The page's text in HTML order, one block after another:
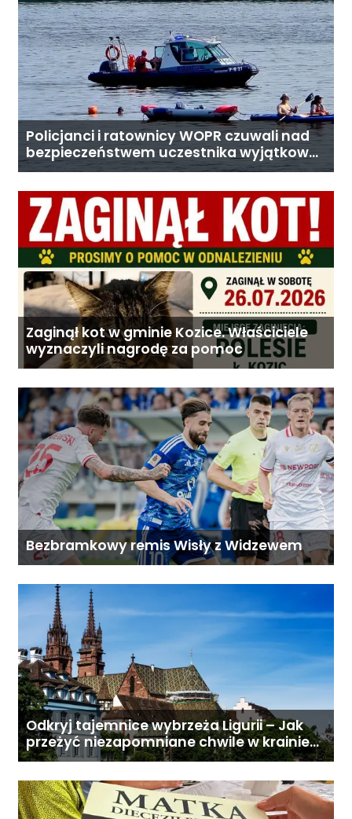
Policjanci i ratownicy WOPR czuwali nad
bezpieczeństwem uczestnika wyjątkowej
wyprawy
Zaginął kot w gminie Kozice. Właściciele
wyznaczyli nagrodę za pomoc
Bezbramkowy remis Wisły z Widzewem
Odkryj tajemnice wybrzeża Ligurii – Jak
przeżyć niezapomniane chwile w krainie
pesto i słońca